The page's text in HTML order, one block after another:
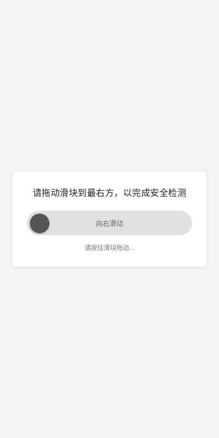
请拖动滑块到最右方，以完成安全检测
向右滑动
请按住滑块拖动...